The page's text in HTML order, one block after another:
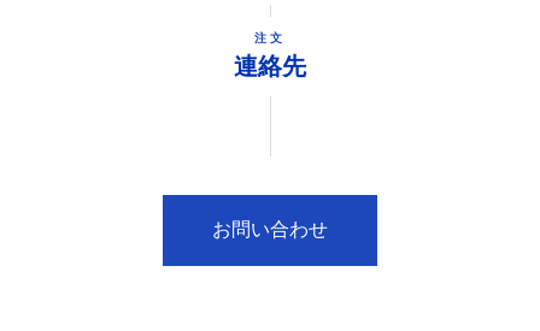
注文
連絡先
お問い合わせ